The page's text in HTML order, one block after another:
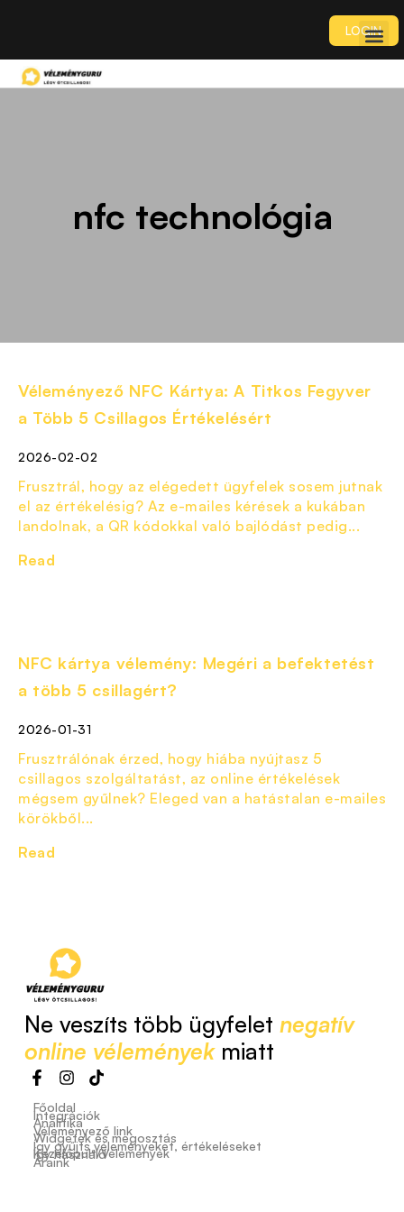
LOGIN
nfc technológia
Véleményező NFC Kártya: A Titkos Fegyver
a Több 5 Csillagos Értékelésért
2026-02-02
Frusztrál, hogy az elégedett ügyfelek sosem jutnak
el az értékelésig? Az e-mailes kérések a kukában
landolnak, a QR kódokkal való bajlódást pedig...
Read
NFC kártya vélemény: Megéri a befektetést
a több 5 csillagért?
2026-01-31
Frusztrálónak érzed, hogy hiába nyújtasz 5
csillagos szolgáltatást, az online értékelések
mégsem gyűlnek? Eleged van a hatástalan e-mailes
körökből...
Read
Ne veszíts több ügyfelet negatív
online véleményekmiatt
Főoldal
Integrációk
Analitika
Véleményező link
Widgetek és megosztás
Így gyűjts véleményeket, értékeléseket
Kezelőpult/Vélemények
Így használd
Áraink